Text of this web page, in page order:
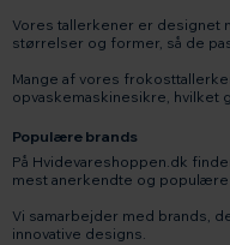
Vores tallerkener er designet
størrelser og former, så de
Mange af vores
opvaskemaskinesikre, hvilket
Populære brands
På Hvidevareshoppen.dk
mest anerkendte og
Vi samarbejder med brands,
innovative designs.